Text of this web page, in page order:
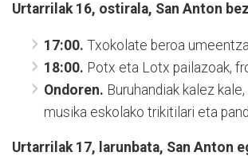
Urtarrilak 16, ostirala, San Anton
17:00. Txokolate beroa
18:00. Potx eta Lotx pailazoak,
Ondoren. Buruhandiak kalez kale,
musika eskolako trikitilari eta
Urtarrilak 17, larunbata, San Anton